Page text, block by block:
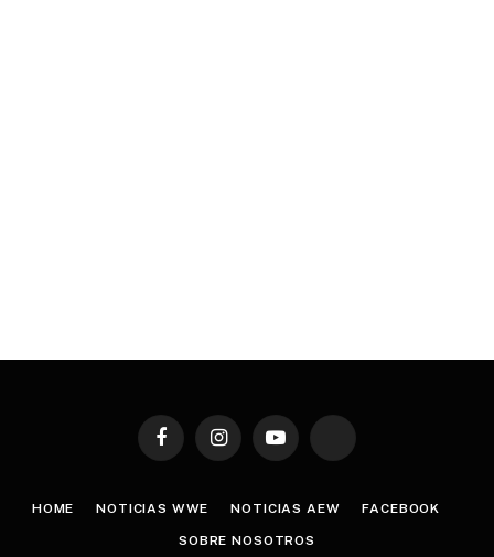
FacebookInstagramYouTube TikTok
HOME NOTICIAS WWE NOTICIAS AEW FACEBOOK
SOBRE NOSOTROS